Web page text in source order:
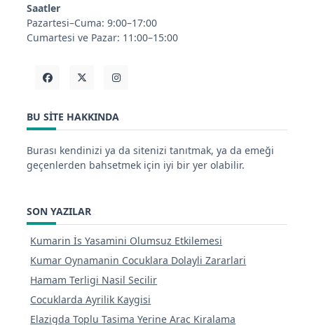
Saatler
Pazartesi–Cuma: 9:00–17:00
Cumartesi ve Pazar: 11:00–15:00
BU SITE HAKKINDA
Burası kendinizi ya da sitenizi tanıtmak, ya da emeği
geçenlerden bahsetmek için iyi bir yer olabilir.
SON YAZILAR
Kumarin İs Yasamini Olumsuz Etkilemesi
Kumar Oynamanin Cocuklara Dolayli Zararlari
Hamam Terligi Nasil Secilir
Cocuklarda Ayrilik Kaygisi
Elazigda Toplu Tasima Yerine Arac Kiralama